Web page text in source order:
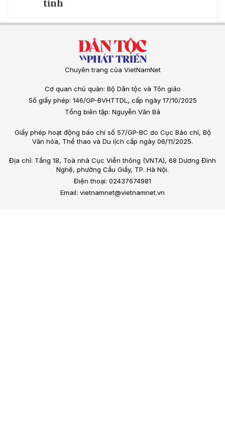
tỉnh
Chuyên trang của VietNamNet
Cơ quan chủ quản: Bộ Dân tộc và Tôn giáo
Số giấy phép: 146/GP-BVHTTDL, cấp ngày 17/10/2025
Tổng biên tập: Nguyễn Văn Bá
Giấy phép hoạt động báo chí số 57/GP-BC do Cục Báo chí, Bộ
Văn hóa, Thể thao và Du lịch cấp ngày 06/11/2025.
Địa chỉ: Tầng 18, Toà nhà Cục Viễn thông (VNTA), 68 Dương Đình
Nghệ, phường Cầu Giấy, TP. Hà Nội.
Điện thoại: 02437674981
Email: vietnamnet@vietnamnet.vn